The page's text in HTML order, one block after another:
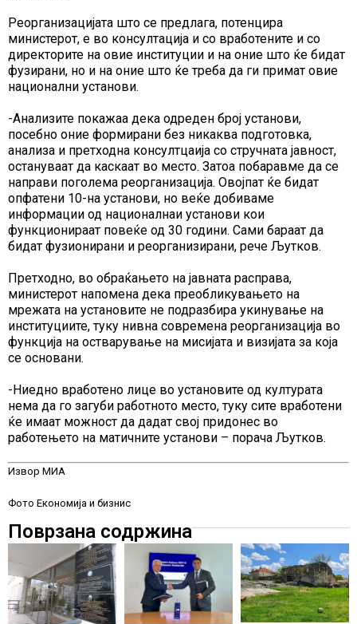
Реорганизацијата што се предлага, потенцира
министерот, е во консултација и со вработените и со
директорите на овие институции и на оние што ќе бидат
фузирани, но и на оние што ќе треба да ги примат овие
национални установи.
-Анализите покажаа дека одреден број установи,
посебно оние формирани без никаква подготовка,
анализа и претходна консултцаија со стручната јавност,
остануваат да каскаат во место. Затоа побаравме да се
направи поголема реорганизација. Овојпат ќе бидат
опфатени 10-на установи, но веќе добиваме
информации од националнаи установи кои
функционираат повеќе од 30 години. Сами бараат да
бидат фузионирани и реорганизирани, рече Љутков.
Претходно, во обраќањето на јавната расправа,
министерот напомена дека преобликувањето на
мрежата на установите не подразбира укинување на
институциите, туку нивна современа реорганизација во
функција на остварување на мисијата и визијата за која
се основани.
-Ниедно вработено лице во установите од културата
нема да го загуби работното место, туку сите вработени
ќе имаат можност да дадат свој придонес во
работењето на матичните установи – порача Љутков.
Извор МИА
Фото Економија и бизнис
Поврзана содржина